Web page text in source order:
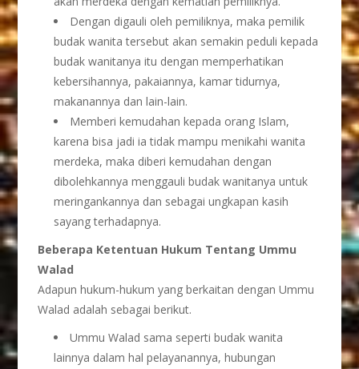
Dengan digauli oleh pemiliknya, maka pemilik
budak wanita tersebut akan semakin peduli kepada
budak wanitanya itu dengan memperhatikan
kebersihannya, pakaiannya, kamar tidurnya,
makanannya dan lain-lain.
Memberi kemudahan kepada orang Islam,
karena bisa jadi ia tidak mampu menikahi wanita
merdeka, maka diberi kemudahan dengan
dibolehkannya menggauli budak wanitanya untuk
meringankannya dan sebagai ungkapan kasih
sayang terhadapnya.
Beberapa Ketentuan Hukum Tentang Ummu
Walad
Adapun hukum-hukum yang berkaitan dengan Ummu
Walad adalah sebagai berikut.
Ummu Walad sama seperti budak wanita
lainnya dalam hal pelayanannya, hubungan